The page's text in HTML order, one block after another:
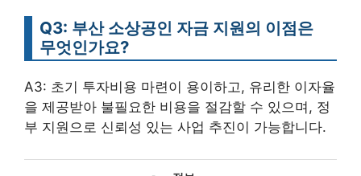
Q3: 부산 소상공인 자금 지원의 이점은
무엇인가요?
A3: 초기 투자비용 마련이 용이하고, 유리한 이자율
을 제공받아 불필요한 비용을 절감할 수 있으며, 정
부 지원으로 신뢰성 있는 사업 추진이 가능합니다.